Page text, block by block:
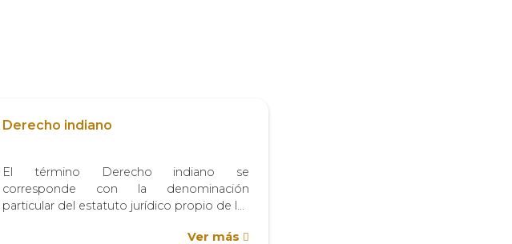
Derecho indiano
El término Derecho indiano se
corresponde con la denominación
particular del estatuto jurídico propio de las
también, de una institución reinante desde
Ver más